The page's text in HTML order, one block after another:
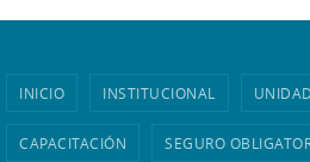
INICIO INSTITUCIONAL
CAPACITACIÓN SEGURO